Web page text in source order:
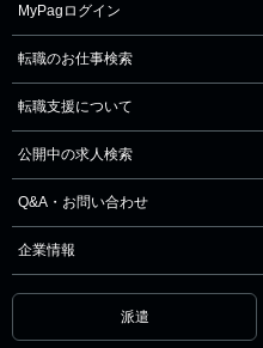
MyPagログイン
転職のお仕事検索
転職支援について
公開中の求人検索
Q&A・お問い合わせ
企業情報
派遣